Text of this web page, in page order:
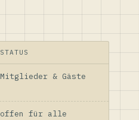
STATUS
Mitglieder & Gäste
offen für alle